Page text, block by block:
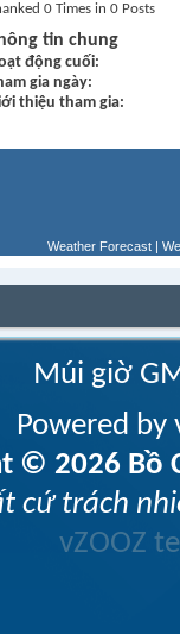
0 Times in 0 Posts
tin chung
động cuối
gia ngày
thiệu tham gia
Weather Forecast |
Múi giờ
Powered
© 2026 Bồ
cứ trách
vZOOZ